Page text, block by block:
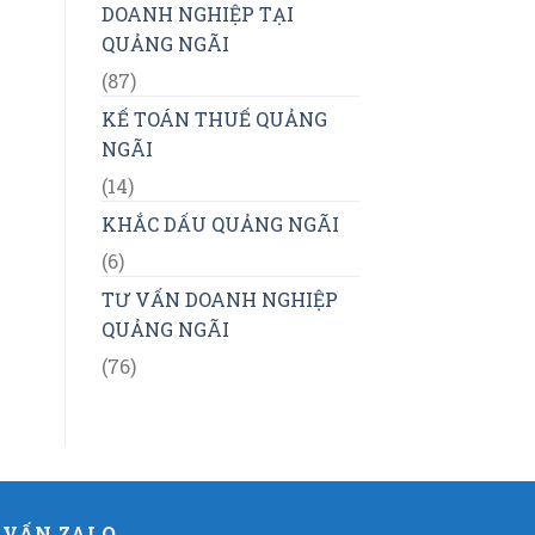
DOANH NGHIỆP TẠI
QUẢNG NGÃI
(87)
KẾ TOÁN THUẾ QUẢNG
NGÃI
(14)
KHẮC DẤU QUẢNG NGÃI
(6)
TƯ VẤN DOANH NGHIỆP
QUẢNG NGÃI
(76)